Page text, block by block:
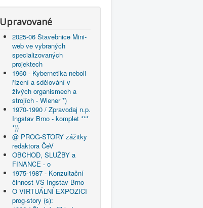
Upravované
2025-06 Stavebnice Mini-
web ve vybraných
specializovaných
projektech
1960 - Kybernetika neboli
řízení a sdělování v
živých organismech a
strojích - Wiener *)
1970-1990 / Zpravodaj n.p.
Ingstav Brno - komplet ***
*))
@ PROG-STORY zážitky
redaktora ČeV
OBCHOD, SLUŽBY a
FINANCE - o
1975-1987 - Konzultační
činnost VS Ingstav Brno
O VIRTUÁLNÍ EXPOZICI
prog-story (s):